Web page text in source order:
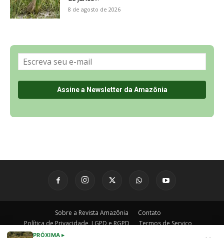
PRÓXIMA ▸
Política de Privacidade, LGPD e RGPD
Últimas Notícias
🌎 Español
©